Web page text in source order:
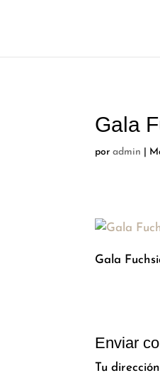
Gala
poradmin
Gala
Enviar
Tu